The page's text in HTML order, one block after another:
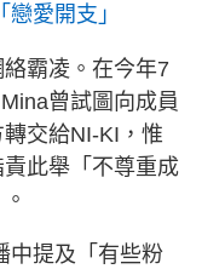
愛開支」
霸凌。在今年7
曾試圖向成員
交給NI-KI，惟
此舉「不尊重成
中提及「有些粉